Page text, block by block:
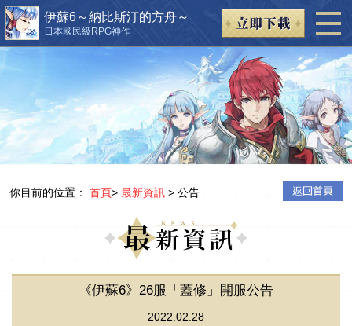
伊蘇6～納比斯汀的方舟～
日本國民級RPG神作
你目前的位置： 首頁> 最新資訊> 公告
《伊蘇6》26服「蓋修」開服公告
2022.02.28